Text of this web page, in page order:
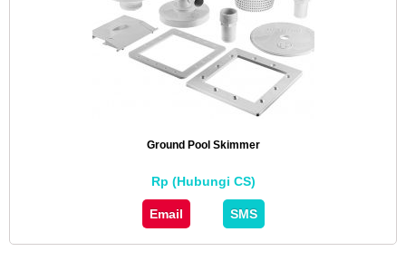
Ground Pool Skimmer
Rp (Hubungi CS)
Email SMS